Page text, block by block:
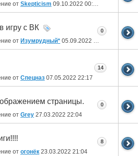
от Skepticism 09.10.2022 00:53
игру с ВК
от Изумрудный* 05.09.2022 00:46
0
от Спецназ 07.05.2022 22:17
14
страницы.
от Grey 27.03.2022 22:04
0
от огонёк 23.03.2022 21:04
8